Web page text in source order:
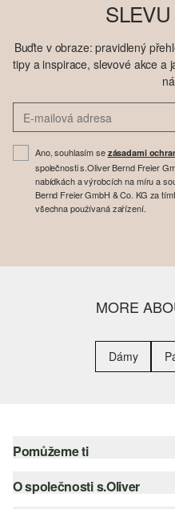
Buďte v obraze: pravidlený
tipy a inspirace, slevové akce a
Ano, souhlasím se zásadami
společnosti s.Oliver Bernd Freier
nabídkách a výrobcích na míru a
Bernd Freier GmbH & Co. KG za
všechna používaná zařízení.
MORE
Dámy
Pomůžeme ti
Nápověda – často kladené otázky
O společnosti s.Oliver